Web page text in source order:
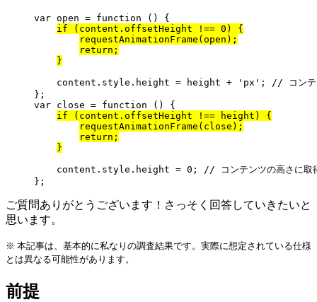
var open = function () {
if (content.offsetHeight !== 0) {
requestAnimationFrame(open);
return;
}
content.style.height = height + 'px'; // コンテン
};
var close = function () {
if (content.offsetHeight !== height) {
requestAnimationFrame(close);
return;
}
content.style.height = 0; // コンテンツの高さに取得
};
ご質問ありがとうございます！さっそく回答していきたいと
思います。
※ 本記事は、基本的に私なりの調査結果です。実際に想定されている仕様
とは異なる可能性があります。
前提